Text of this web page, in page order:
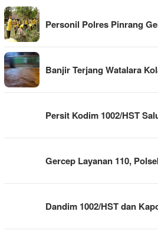
Personil Polres Pinrang
Banjir Terjang Watalara
Persit Kodim 1002/HST
Gercep Layanan 110,
Dandim 1002/HST dan